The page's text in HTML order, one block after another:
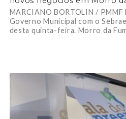
MARCIANO BORTOLIN / PMMF
Governo Municipal com o
desta quinta-feira. Morro da